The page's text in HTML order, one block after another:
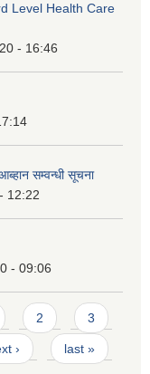
Level Health Care
- 16:46
सम्वन्धी सूचना
12:22
- 09:06
2 3
› last »